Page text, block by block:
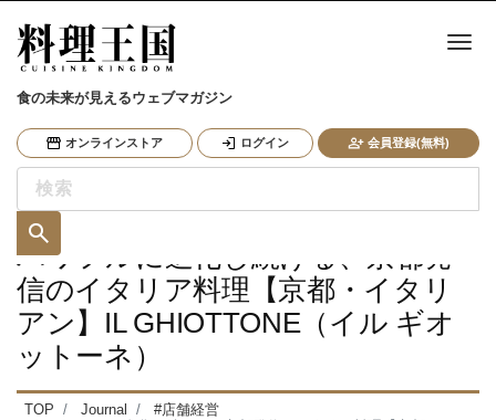
食の未来が見えるウェブマガジン
オンラインストア ログイン 会員登録(無料)
ナ
パワフルに進化し続ける、京都発
信のイタリア料理【京都・イタリ
アン】IL GHIOTTONE（イル ギオ
ットーネ）
TOP Journal
#店舗経営